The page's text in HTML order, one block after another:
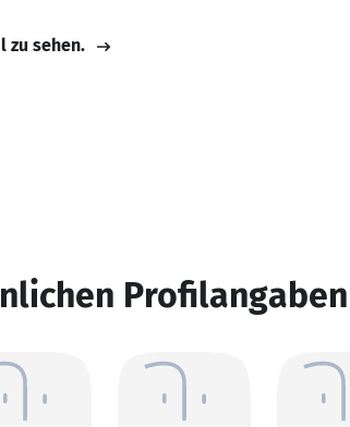
zu sehen.
Profilangaben